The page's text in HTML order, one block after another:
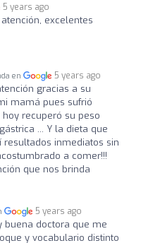
5 years ago
excelentes
en 5 years ago
gracias a su
mamá pues sufrió
recuperó su peso
... Y la dieta que
inmediatos sin
a comer!!!
que nos brinda
5 years ago
buena doctora que me
y vocabulario distinto